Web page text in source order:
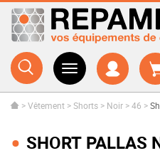
>Vêtement >Shorts > Noir >46 >
SHORT PALLAS